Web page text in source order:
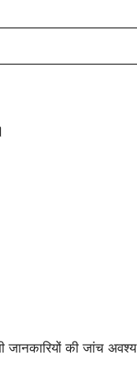
जानकारियों की जांच अवश्य